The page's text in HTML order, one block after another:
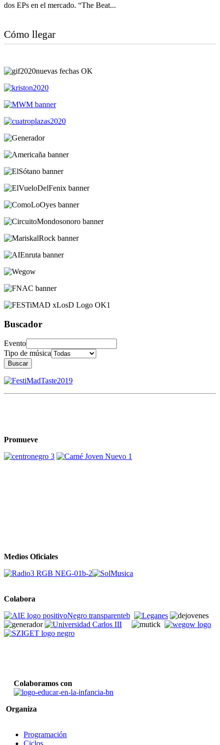
dos EPs en el mercado. “The Beat...
Cómo llegar
Buscador
Evento
Tipo de música
Buscar
Promueve
Medios Oficiales
Colabora
Colaboramos con
Organiza
Programación